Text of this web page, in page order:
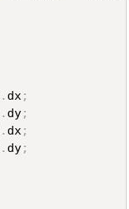
. dx;
. dy;
. dx;
. dy;